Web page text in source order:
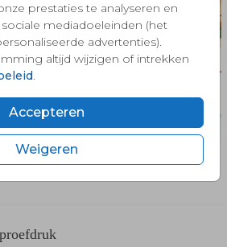
prestaties te analyseren en
mediadoeleinden (het
advertenties).
altijd wijzigen of intrekken
.
Accepteren
Weigeren